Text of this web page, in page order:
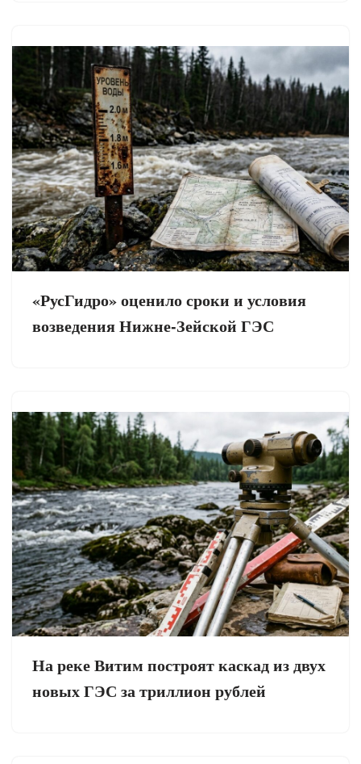
«РусГидро» оценило сроки и условия
возведения Нижне-Зейской ГЭС
На реке Витим построят каскад из двух
новых ГЭС за триллион рублей